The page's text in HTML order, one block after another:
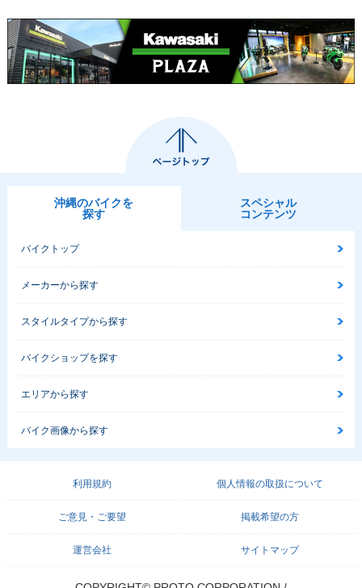
沖縄のバイクを
探す
スペシャル
コンテンツ
バイクトップ
メーカーから探す
スタイルタイプから探す
バイクショップを探す
エリアから探す
バイク画像から探す
利用規約 個人情報の取扱について
ご意見・ご要望 掲載希望の方
運営会社 サイトマップ